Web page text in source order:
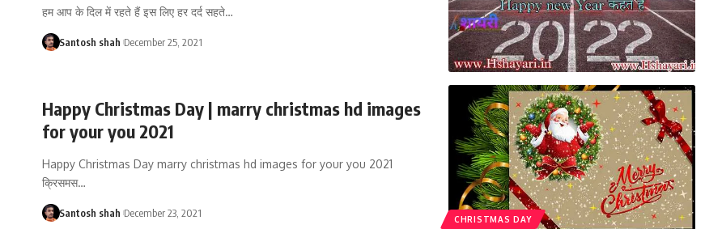
हम आप के दिल में रहते हैं इस लिए हर दर्द सहते…
Santosh shah December 25, 2021
CHRISTMAS DAY
Happy Christmas Day | marry christmas hd images
for your you 2021
Happy Christmas Day marry christmas hd images for your you 2021
क्रिसमस…
Santosh shah December 23, 2021